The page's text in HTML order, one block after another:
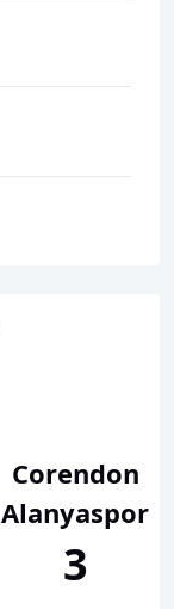
Corendon
Alanyaspor
3